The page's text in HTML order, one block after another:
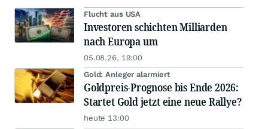
Flucht aus USA
Investoren schichten Milliarden
nach Europa um
05.08.26, 19:00
Gold: Anleger alarmiert
Goldpreis-Prognose bis Ende 2026:
Startet Gold jetzt eine neue Rallye?
heute 13:00